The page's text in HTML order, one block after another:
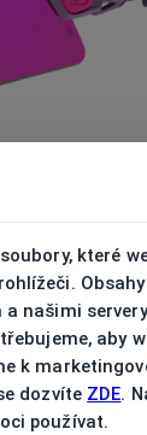
které
našimi
aby
k
dozvíte ZDE.
používat.